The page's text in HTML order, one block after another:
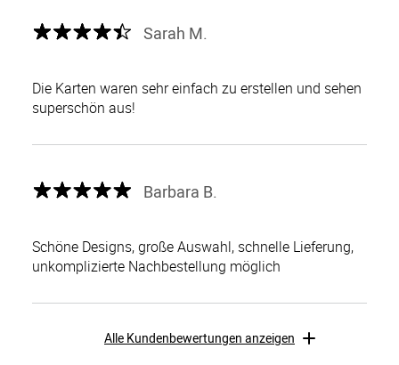
Sarah M.
Die Karten waren sehr einfach zu erstellen und sehen
superschön aus!
Barbara B.
Schöne Designs, große Auswahl, schnelle Lieferung,
unkomplizierte Nachbestellung möglich
Alle Kundenbewertungen anzeigen